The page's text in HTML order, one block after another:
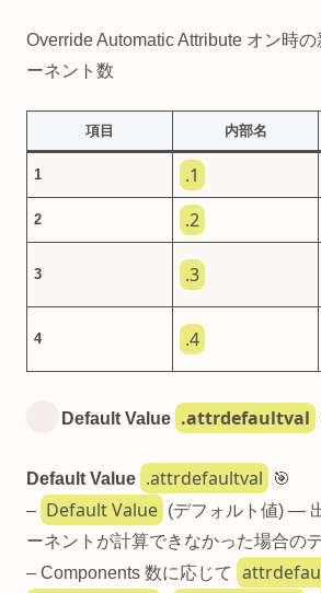
Override Automatic Attribute オン時
ーネント数
項目 内部名
1 .1
2 .2
3 .3
4 .4
Default Value .attrdefaultval
Default Value .attrdefaultval
🎯
– Default Value
(デフォルト値) —
ーネントが計算できなかった場合の
– Components 数に応じて